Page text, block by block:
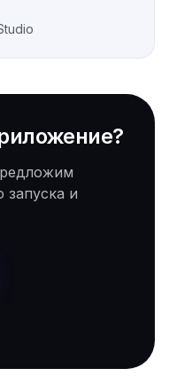
и